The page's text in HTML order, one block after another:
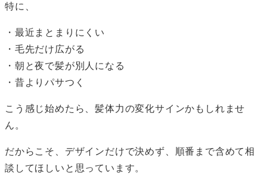
特に、
・最近まとまりにくい
・毛先だけ広がる
・朝と夜で髪が別人になる
・昔よりパサつく
こう感じ始めたら、髪体力の変化サインかもしれませ
ん。
だからこそ、デザインだけで決めず、順番まで含めて相
談してほしいと思っています。